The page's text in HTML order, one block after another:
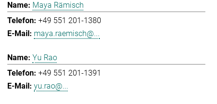
Maya Rämisch
+49 551 201-1380
maya.raemisch@...
Yu Rao
+49 551 201-1391
yu.rao@...